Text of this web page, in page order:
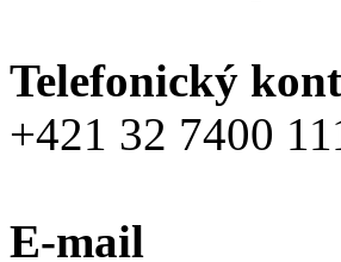
Telefonický
+421 32 7400
E-mail